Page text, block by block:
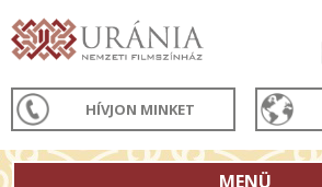
HÍVJON MINKET
MENÜ